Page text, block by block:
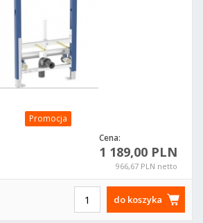
Promocja
Cena:
1 189,00 PLN
966,67 PLN netto
do koszyka